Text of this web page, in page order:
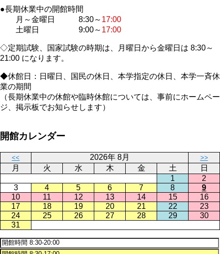
●長期休業中の開館時間
月～金曜日 8:30～ 17:00
土曜日 9:00～ 17:00
◇定期試験、国家試験の時期は、月曜日から金曜日は 8:30～
21:00 になります。
◆休館日：日曜日、国民の休日、本学指定の休日、本学一斉休
業の期間
（長期休業中の休館や臨時休館については、事前にホームペー
ジ、掲示板でお知らせします）
開館カレンダー
<< 2026年 8月 >>
月 火 水 木 金 土
日
1
2
3
4 5 6 7 8
9
10
11 12 13 14 15
16
17
18 19 20 21 22
23
24
25 26 27 28 29
30
31